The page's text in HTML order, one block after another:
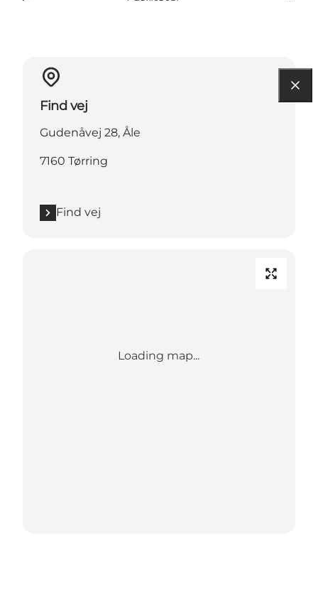
Find vej
Gudenåvej 28, Åle
7160 Tørring
Find vej
Loading map...